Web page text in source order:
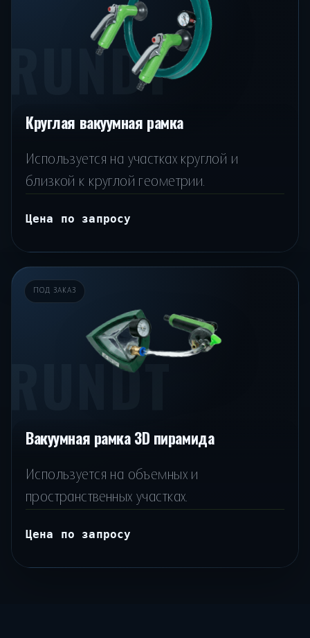
RUNDT
Круглая вакуумная рамка
Используется на участках круглой и
близкой к круглой геометрии.
Цена по запросу
ПОД ЗАКАЗ
RUNDT
Вакуумная рамка 3D пирамида
Используется на объемных и
пространственных участках.
Цена по запросу